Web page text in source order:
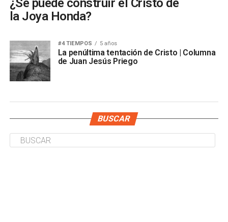
¿Se puede construir el Cristo de
la Joya Honda?
#4 TIEMPOS 5 años
La penúltima tentación de Cristo | Columna
de Juan Jesús Priego
BUSCAR